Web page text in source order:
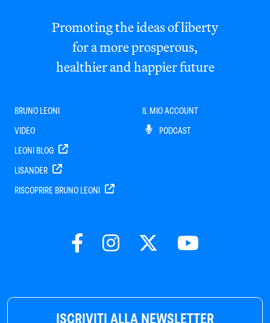
ISCRIVITI ALLA NEWSLETTER
Promoting the ideas of liberty
for a more prosperous,
healthier and happier future
BRUNO LEONI
VIDEO
LEONI BLOG
LISANDER
RISCOPRIRE BRUNO LEONI
IL MIO ACCOUNT
PODCAST